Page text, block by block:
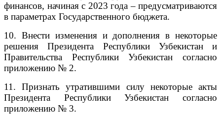
финансов, начиная с 2023 года – предусматриваются
в параметрах Государственного бюджета.
10. Внести изменения и дополнения в некоторые
решения Президента Республики Узбекистан и
Правительства Республики Узбекистан согласно
приложению № 2.
11. Признать утратившими силу некоторые акты
Президента Республики Узбекистан согласно
приложению № 3.